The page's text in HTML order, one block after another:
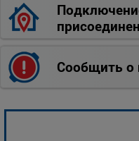
Сообщить о